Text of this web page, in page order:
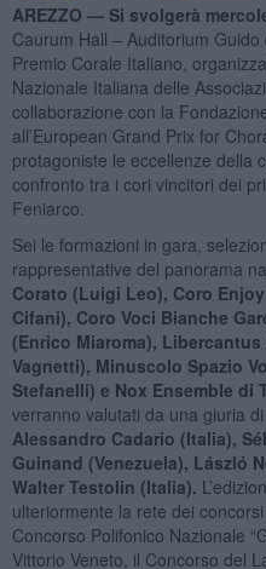
AREZZO — Si svolgerà
Caurum Hall – Auditorium Guido
Premio Corale Italiano,
Nazionale Italiana delle
collaborazione con la
all’European Grand Prix for
protagoniste le eccellenze della
confronto tra i cori vincitori dei
Feniarco.
Sei le formazioni in gara,
rappresentative del panorama
Corato (Luigi Leo), Coro
Cifani), Coro Voci Bianche
(Enrico Miaroma),
Vagnetti), Minuscolo Spazio
Stefanelli) e Nox Ensemble di
verranno valutati da una giuria
Alessandro Cadario (Italia),
Guinand (Venezuela), László
Walter Testolin (Italia).
ulteriormente la rete dei
Concorso Polifonico Nazionale
Vittorio Veneto, il Concorso del